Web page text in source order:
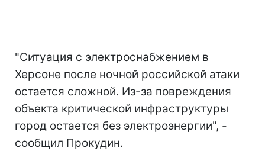
"Ситуация с электроснабжением в
Херсоне после ночной российской атаки
остается сложной. Из-за повреждения
объекта критической инфраструктуры
город остается без электроэнергии", -
сообщил Прокудин.